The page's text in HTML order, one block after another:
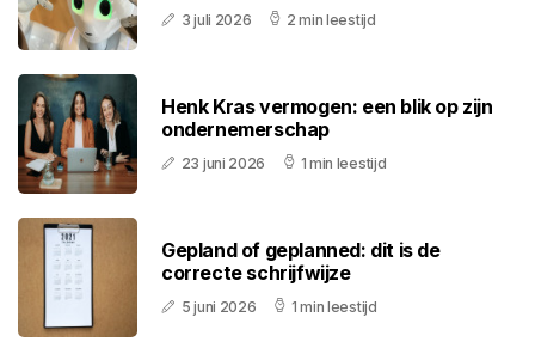
3 juli 2026 2 min leestijd
Henk Kras vermogen: een blik op zijn
ondernemerschap
23 juni 2026 1 min leestijd
Gepland of geplanned: dit is de
correcte schrijfwijze
5 juni 2026 1 min leestijd